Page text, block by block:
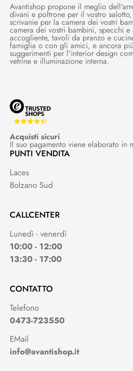
Avantishop propone il meglio
divani e poltrone per il vostro
scrivanie per la camera dei vostri
camera dei vostri bambini, specchi e
accogliente, tavoli da pranzo e
famiglia o con gli amici, e ancora
suggerimenti per l'interior design
vetrine e illuminazione interna.
Acquisti sicuri
Il suo pagamento viene elaborato in
PUNTI VENDITA
Laces
Bolzano Sud
CALLCENTER
Lunedì - venerdì
10:00 - 12:00
13:30 - 17:00
CONTATTO
Telefono
0473-723550
EMail
info@avantishop.it